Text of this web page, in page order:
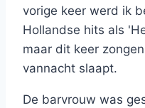
vorige keer werd ik
Hollandse hits als
maar dit keer
vannacht slaapt.
De barvrouw was